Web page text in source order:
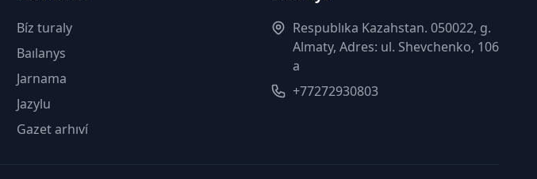
Bíz turaly
Baılanys
Jarnama
Jazylu
Gazet arhıví
Respublıka Kazahstan. 050022, g.
Almaty, Adres: ul. Shevchenko, 106
a
+77272930803